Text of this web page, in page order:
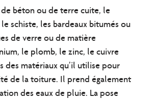
de béton ou de terre cuite, le
schiste, les bardeaux bitumés ou
de verre ou de matière
le plomb, le zinc, le cuivre
des matériaux qu’il utilise pour
de la toiture. Il prend également
des eaux de pluie. La pose